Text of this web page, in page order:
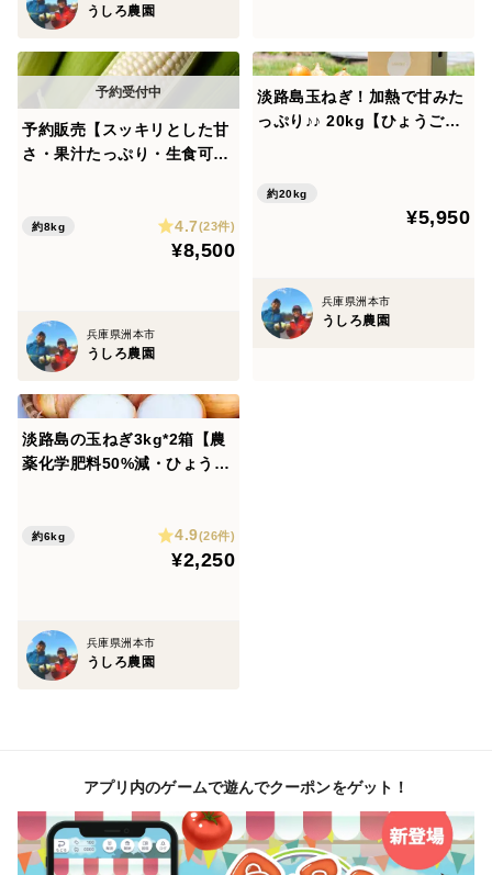
うしろ農園
予約販売【スッキリとした甘
さ・果汁たっぷり・生食可】
ーン トウモロコシ 白い
約8kg 4.7(23件)
¥8,500
兵庫県洲本市
うしろ農園
淡路島玉ねぎ！加熱で甘みた
っぷり♪♪ 20kg【ひょうご安
約20kg
¥5,950
兵庫県洲本市
うしろ農園
淡路島の玉ねぎ3kg*2箱【農
薬化学肥料50%減・ひょうご
っぷり
約6kg 4.9(26件)
¥2,250
兵庫県洲本市
うしろ農園
アプリ内のゲームで遊んでクーポンをゲット！